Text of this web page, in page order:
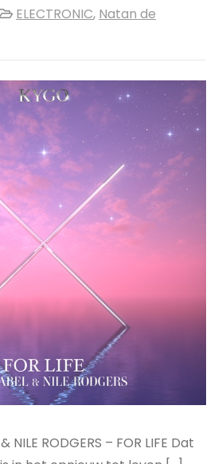
ELECTRONIC, Natan de
NILE RODGERS – FOR LIFE Dat